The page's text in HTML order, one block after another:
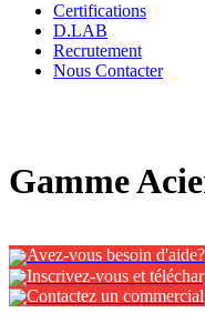
Certifications
D.LAB
Recrutement
Nous Contacter
Gamme
Avez-vous besoin
Inscrivez-vous et
Contactez un commercial